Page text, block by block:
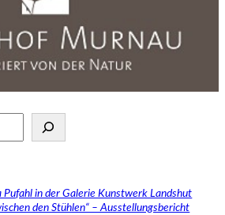
Pufahl in der Galerie Kunstwerk Landshut
den Stühlen“ – Ausstellungsbericht